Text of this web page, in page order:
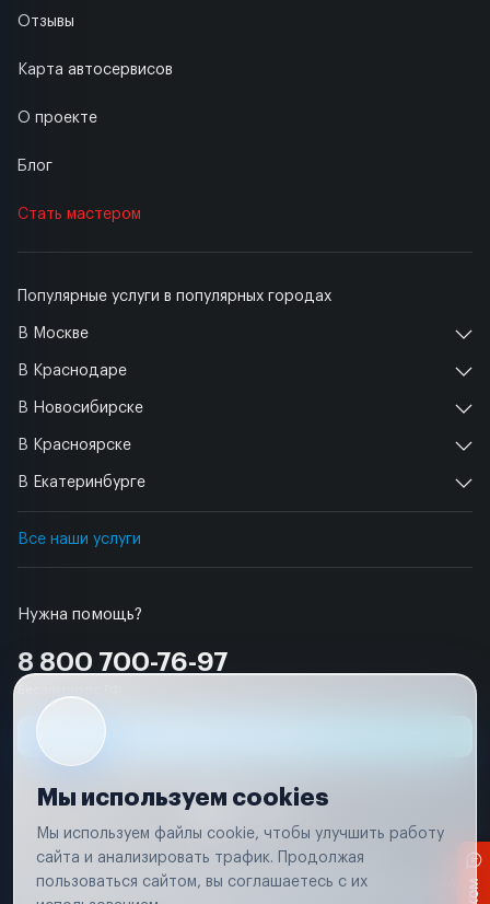
Нужна помощь?
8 800 700-76-97
Популярные услуги в популярных городах
В Москве
В Краснодаре
В Новосибирске
В Красноярске
В Екатеринбурге
Все наши услуги
Отзывы
Карта автосервисов
О проекте
Блог
Стать мастером
Условия использования
Удаление аккаунта
Вся информация, представленная на сайте, носит исключительно
Мы используем cookies
Мы используем файлы cookie, чтобы улучшить работу
сайта и анализировать трафик. Продолжая
пользоваться сайтом, вы соглашаетесь с их